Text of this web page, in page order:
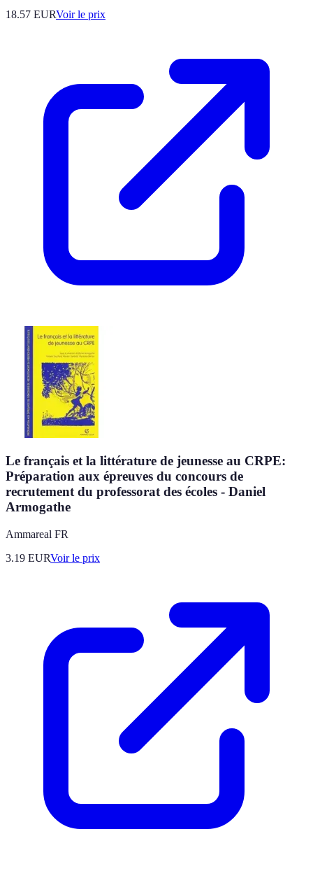
18.57 EURVoir le prix
Le français et la littérature de jeunesse au CRPE:
Préparation aux épreuves du concours de
recrutement du professorat des écoles - Daniel
Armogathe
Ammareal FR
3.19 EURVoir le prix